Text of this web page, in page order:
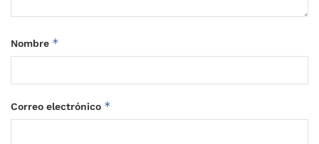
Nombre *
Correo electrónico *